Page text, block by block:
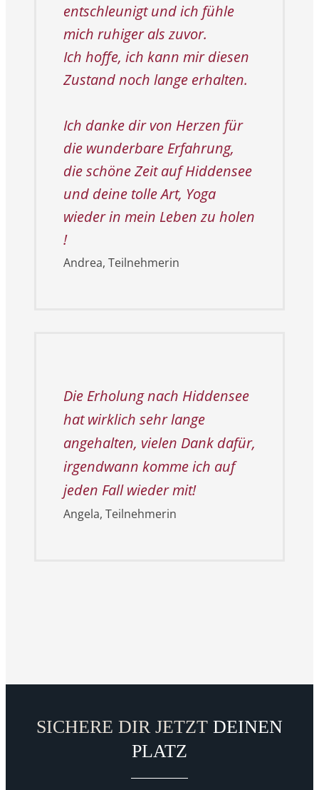
entschleunigt und ich fühle
mich ruhiger als zuvor.
Ich hoffe, ich kann mir diesen
Zustand noch lange erhalten.
Ich danke dir von Herzen für
die wunderbare Erfahrung,
die schöne Zeit auf Hiddensee
und deine tolle Art, Yoga
wieder in mein Leben zu holen
!
Andrea, Teilnehmerin
Die Erholung nach Hiddensee
hat wirklich sehr lange
angehalten, vielen Dank dafür,
irgendwann komme ich auf
jeden Fall wieder mit!
Angela, Teilnehmerin
SICHERE DIR JETZT DEINEN
PLATZ